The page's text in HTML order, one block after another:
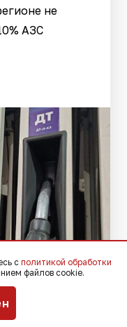
не
АЗС
с политикой обработки
файлов cookie.